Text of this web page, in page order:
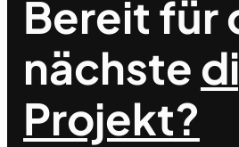
Bereit für
nächste
Projekt?